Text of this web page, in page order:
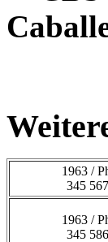
1963 /
345
1963 /
345